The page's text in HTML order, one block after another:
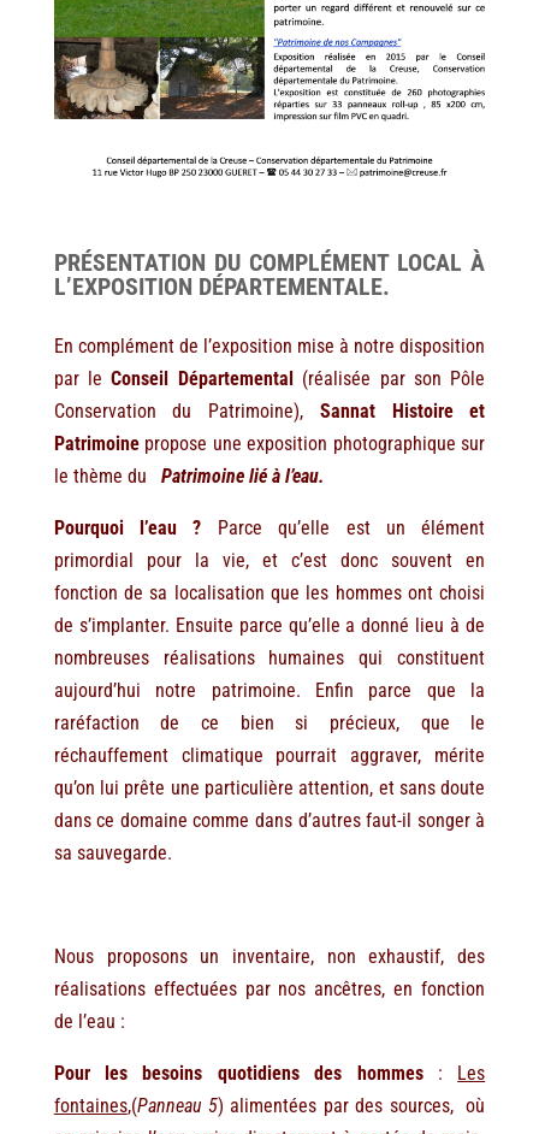
PRÉSENTATION DU COMPLÉMENT LOCAL À
L’EXPOSITION DÉPARTEMENTALE.
En complément de l’exposition mise à notre disposition
par leConseil Départemental(réalisée par son Pôle
Conservation du Patrimoine), Sannat Histoire et
Patrimoinepropose une exposition photographique sur
le thème du Patrimoine lié à l’eau.
Pourquoi l’eau ? Parce qu’elle est un élément
primordial pour la vie, et c’est donc souvent en
fonction de sa localisation que les hommes ont choisi
de s’implanter. Ensuite parce qu’elle a donné lieu à de
nombreuses réalisations humaines qui constituent
aujourd’hui notre patrimoine. Enfin parce que la
raréfaction de ce bien si précieux, que le
réchauffement climatique pourrait aggraver, mérite
qu’on lui prête une particulière attention, et sans doute
dans ce domaine comme dans d’autres faut-il songer à
sa sauvegarde.
Nous proposons un inventaire, non exhaustif, des
réalisations effectuées par nos ancêtres, en fonction
de l’eau :
Pour les besoins quotidiens des hommes: Les
fontaines,(Panneau 5) alimentées par des sources, où